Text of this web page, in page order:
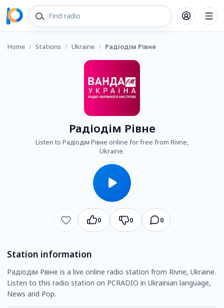
Home / Stations / Ukraine / Радіодім Рівне
Радіодім Рівне
Listen to Радіодім Рівне online for free from Rivne,
Ukraine.
0 0 0
Station information
Радіодім Рівне is a live online radio station from Rivne, Ukraine.
Listen to this radio station on PCRADIO in Ukrainian language,
News and Pop.